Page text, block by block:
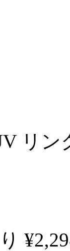
リ